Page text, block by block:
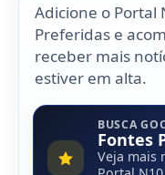
Adicione o Portal
Preferidas e
receber mais
estiver em alta.
BUSCA
Fontes
Veja mais